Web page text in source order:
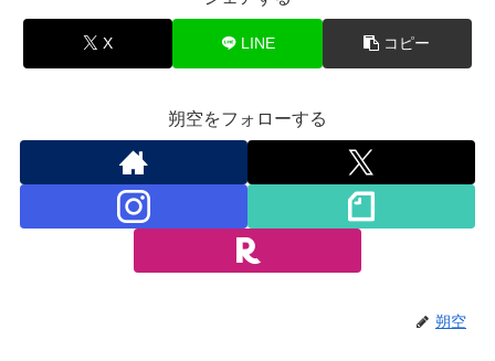
X LINE コピー
朔空をフォローする
朔空